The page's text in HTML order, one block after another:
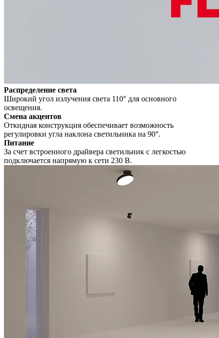
Распределение света
Широкий угол излучения света 110° для основного
освещения.
Смена акцентов
Откидная конструкция обеспечивает возможность
регулировки угла наклона светильника на 90°.
Питание
За счет встроенного драйвера светильник с легкостью
подключается напрямую к сети 230 В.